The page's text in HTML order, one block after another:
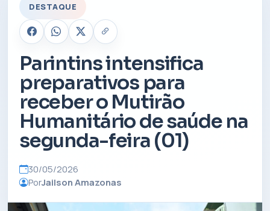
DESTAQUE
Parintins intensifica
preparativos para
receber o Mutirão
Humanitário de saúde na
segunda-feira (01)
30/05/2026
PorJailson Amazonas